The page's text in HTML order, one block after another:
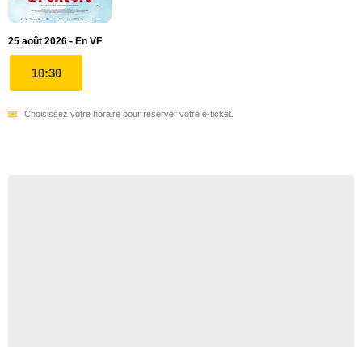
25 août 2026 - En VF
10:30
Choisissez votre horaire pour réserver votre e-ticket.